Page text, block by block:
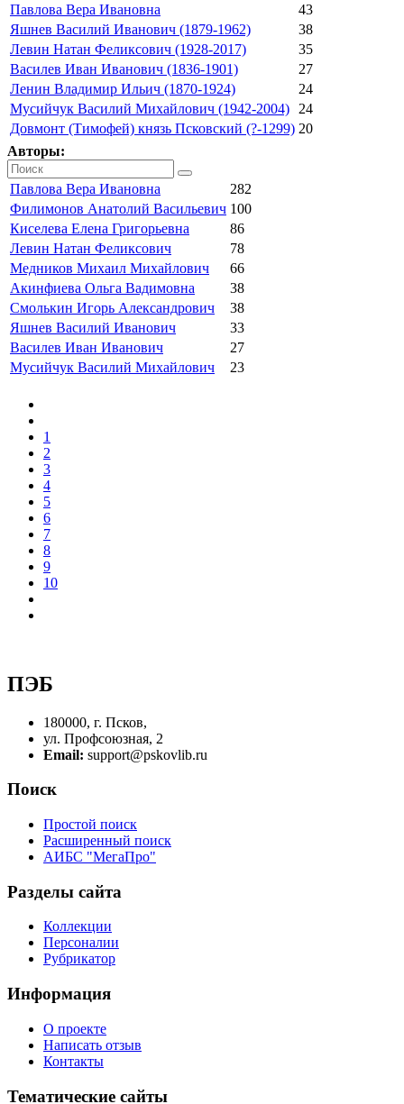
Павлова Вера Ивановна
43
Яшнев Василий Иванович (1879-1962)
38
Левин Натан Феликсович (1928-2017)
35
Василев Иван Иванович (1836-1901)
27
Ленин Владимир Ильич (1870-1924)
24
Мусийчук Василий Михайлович (1942-2004)
24
Довмонт (Тимофей) князь Псковский (?-1299) 20
Авторы:
Павлова Вера Ивановна
282
Филимонов Анатолий Васильевич 100
Киселева Елена Григорьевна
86
Левин Натан Феликсович
78
Медников Михаил Михайлович
66
Акинфиева Ольга Вадимовна
38
Смолькин Игорь Александрович
38
Яшнев Василий Иванович
33
Василев Иван Иванович
27
Мусийчук Василий Михайлович
23
1
2
3
4
5
6
7
8
9
10
ПЭБ
180000, г. Псков,
ул. Профсоюзная, 2
Email: support@pskovlib.ru
Поиск
Простой поиск
Расширенный поиск
АИБС "МегаПро"
Разделы сайта
Коллекции
Персоналии
Рубрикатор
Информация
О проекте
Написать отзыв
Контакты
Тематические сайты